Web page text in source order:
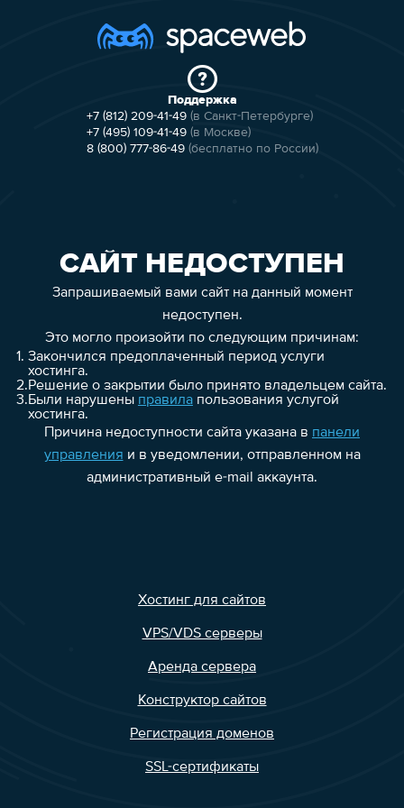
Поддержка
+7 (812) 209-41-49 (в Санкт-Петербурге)
+7 (495) 109-41-49 (в Москве)
8 (800) 777-86-49 (бесплатно по России)
САЙТ НЕДОСТУПЕН
Запрашиваемый вами сайт на данный момент
недоступен.
Это могло произойти по следующим причинам:
1. Закончился предоплаченный период услуги
хостинга.
2.Решение о закрытии было принято владельцем сайта.
3.Были нарушены правилапользования услугой
хостинга.
Причина недоступности сайта указана в панели
управления и в уведомлении, отправленном на
административный e-mail аккаунта.
Хостинг для сайтов
VPS/VDS серверы
Аренда сервера
Конструктор сайтов
Регистрация доменов
SSL-сертификаты